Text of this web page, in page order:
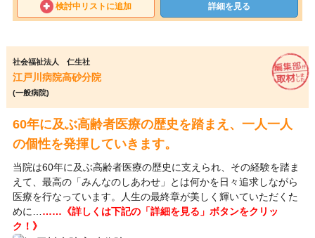
検討中リストに追加 詳細を見る
社会福祉法人 仁生社
江戸川病院高砂分院
(一般病院)
60年に及ぶ高齢者医療の歴史を踏まえ、一人一人
の個性を発揮していきます。
当院は60年に及ぶ高齢者医療の歴史に支えられ、その経験を踏ま
えて、最高の「みんなのしあわせ」とは何かを日々追求しながら
医療を行なっています。人生の最終章が美しく輝いていただくた
めに… ……《詳しくは下記の「詳細を見る」ボタンをクリッ
ク！》